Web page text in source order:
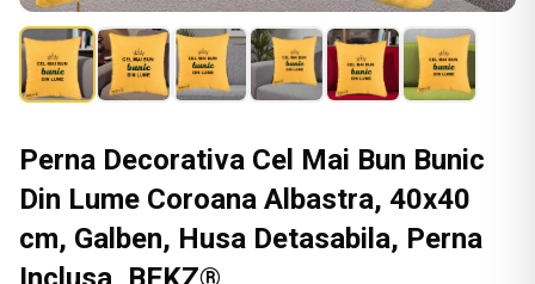
Perna Decorativa Cel Mai Bun Bunic
Din Lume Coroana Albastra, 40x40
cm, Galben, Husa Detasabila, Perna